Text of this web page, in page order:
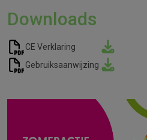
Downloads
CE Verklaring
Gebruiksaanwijzing